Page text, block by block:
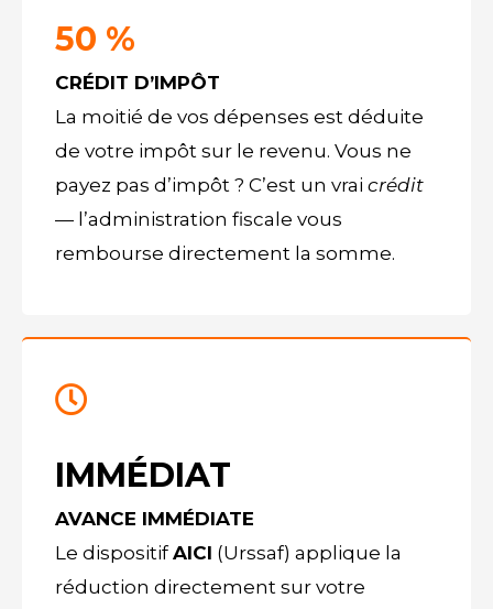
50 %
CRÉDIT D’IMPÔT
La moitié de vos dépenses est déduite
de votre impôt sur le revenu. Vous ne
payez pas d’impôt ? C’est un vrai crédit
— l’administration fiscale vous
rembourse directement la somme.
IMMÉDIAT
AVANCE IMMÉDIATE
Le dispositifAICI (Urssaf) applique la
réduction directement sur votre